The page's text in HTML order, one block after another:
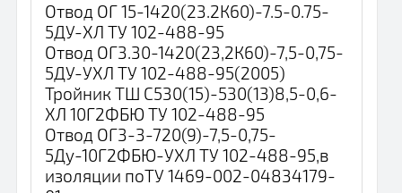
Отвод ОГ 15-1420(23.2К60)-7.5-0.75-
5ДУ-ХЛ ТУ 102-488-95
Отвод ОГ3.30-1420(23,2К60)-7,5-0,75-
5ДУ-УХЛ ТУ 102-488-95(2005)
Тройник ТШ С530(15)-530(13)8,5-0,6-
ХЛ 10Г2ФБЮ ТУ 102-488-95
Отвод ОГ3-3-720(9)-7,5-0,75-
5Ду-10Г2ФБЮ-УХЛ ТУ 102-488-95,в
изоляции поТУ 1469-002-04834179-